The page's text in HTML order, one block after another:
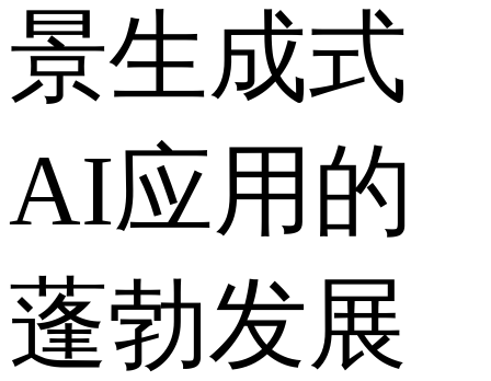
景生成式
AI应用的
蓬勃发展